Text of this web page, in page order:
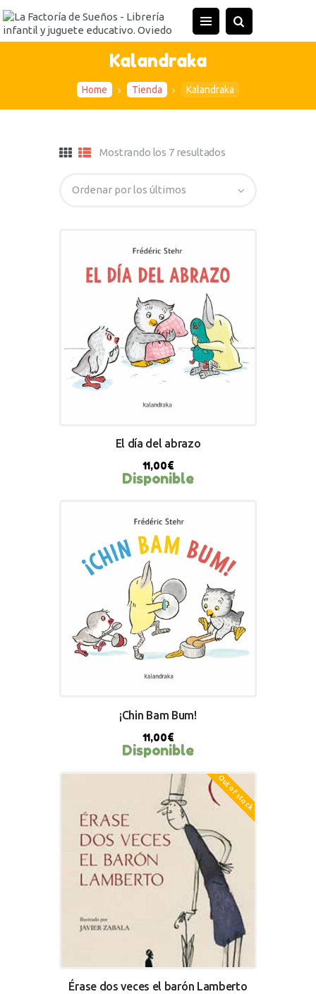
Kalandraka
Home Tienda Kalandraka
Mostrando los 7 resultados
BUY NOW
El día del abrazo
11,00€
Disponible
¡Chin Bam Bum!
11,00€
Disponible
Out of stock
Érase dos veces el barón Lamberto